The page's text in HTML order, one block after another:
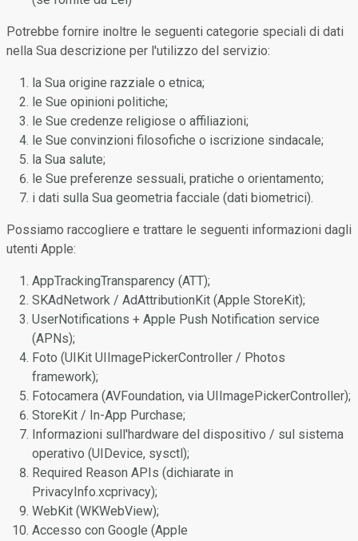
Potrebbe fornire inoltre le seguenti categorie speciali di dati
nella Sua descrizione per l'utilizzo del servizio:
la Sua origine razziale o etnica;
le Sue opinioni politiche;
le Sue credenze religiose o affiliazioni;
le Sue convinzioni filosofiche o iscrizione sindacale;
la Sua salute;
le Sue preferenze sessuali, pratiche o orientamento;
i dati sulla Sua geometria facciale (dati biometrici).
Possiamo raccogliere e trattare le seguenti informazioni dagli
utenti Apple:
AppTrackingTransparency (ATT);
SKAdNetwork / AdAttributionKit (Apple StoreKit);
UserNotifications + Apple Push Notification service
(APNs);
Foto (UIKit UIImagePickerController / Photos
framework);
Fotocamera (AVFoundation, via UIImagePickerController);
StoreKit / In-App Purchase;
Informazioni sull'hardware del dispositivo / sul sistema
operativo (UIDevice, sysctl);
Required Reason APIs (dichiarate in
PrivacyInfo.xcprivacy);
WebKit (WKWebView);
Accesso con Google (Apple